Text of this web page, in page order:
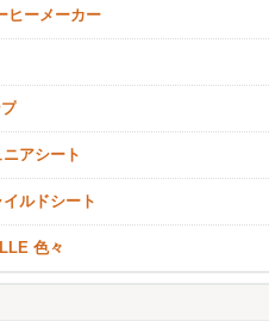
ヒーメーカー
アシート
ルドシート
色々